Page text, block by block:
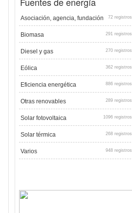
Asociación, agencia, fundación 72 registros
Biomasa 291 registros
Diesel y gas 270 registros
Eólica 362 registros
Eficiencia energética 886 registros
Otras renovables 289 registros
Solar fotovoltaica 1096 registros
Solar térmica 268 registros
Varios 948 registros